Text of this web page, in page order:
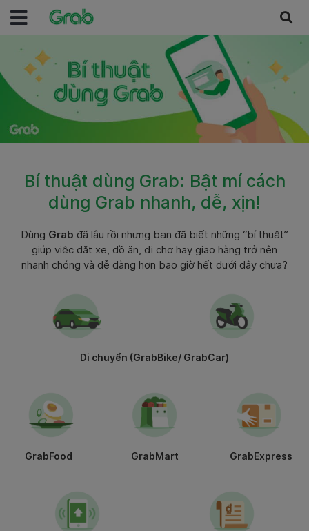
Bí thuật dùng Grab: Bật mí cách
dùng Grab nhanh, dễ, xịn!
Dùng Grab đã lâu rồi nhưng bạn đã biết những “bí thuật”
giúp việc đặt xe, đồ ăn, đi chợ hay giao hàng trở nên
nhanh chóng và dễ dàng hơn bao giờ hết dưới đây chưa?
Di chuyển (GrabBike/ GrabCar)
GrabFood GrabMart GrabExpress